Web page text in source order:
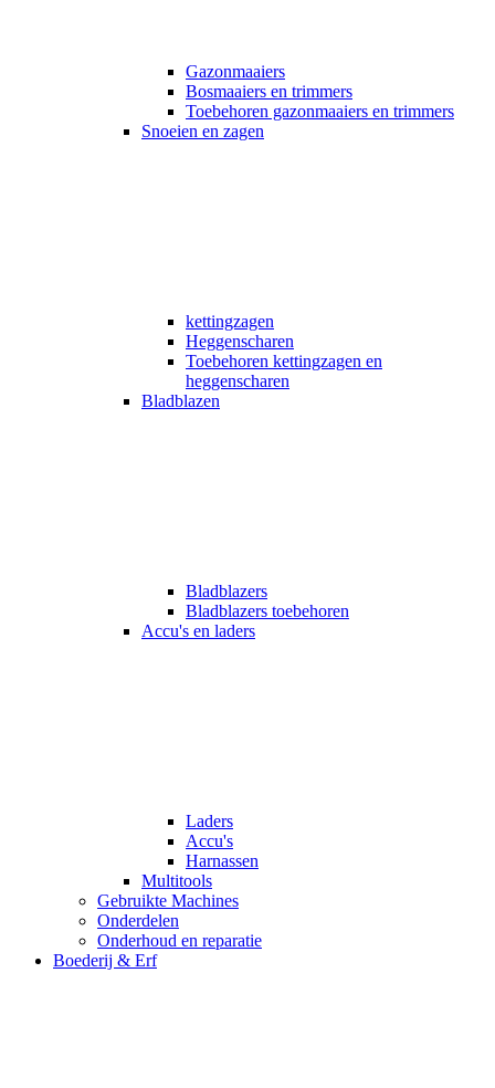
Gazonmaaiers
Bosmaaiers en trimmers
Toebehoren gazonmaaiers en trimmers
Snoeien en zagen
kettingzagen
Heggenscharen
Toebehoren kettingzagen en
heggenscharen
Bladblazen
Bladblazers
Bladblazers toebehoren
Accu's en laders
Laders
Accu's
Harnassen
Multitools
Gebruikte Machines
Onderdelen
Onderhoud en reparatie
Boederij & Erf